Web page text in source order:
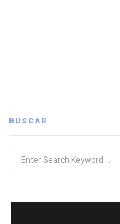
BUSCAR